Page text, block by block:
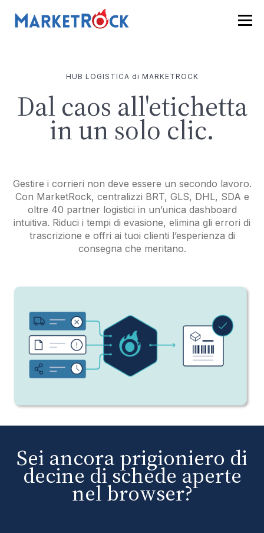
HUB LOGISTICA di MARKETROCK
Dal caos all'etichetta
in un solo clic.
Gestire i corrieri non deve essere un secondo lavoro.
Con MarketRock, centralizzi BRT, GLS, DHL, SDA e
oltre 40 partner logistici in un’unica dashboard
intuitiva. Riduci i tempi di evasione, elimina gli errori di
trascrizione e offri ai tuoi clienti l’esperienza di
consegna che meritano.
Sei ancora prigioniero di
decine di schede aperte
nel browser?